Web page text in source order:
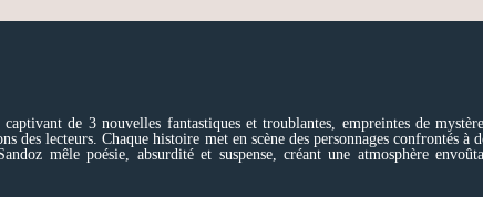
de 3 nouvelles fantastiques et troublantes, empreintes de
des lecteurs. Chaque histoire met en scène des personnages confrontés à
mêle poésie, absurdité et suspense, créant une atmosphère